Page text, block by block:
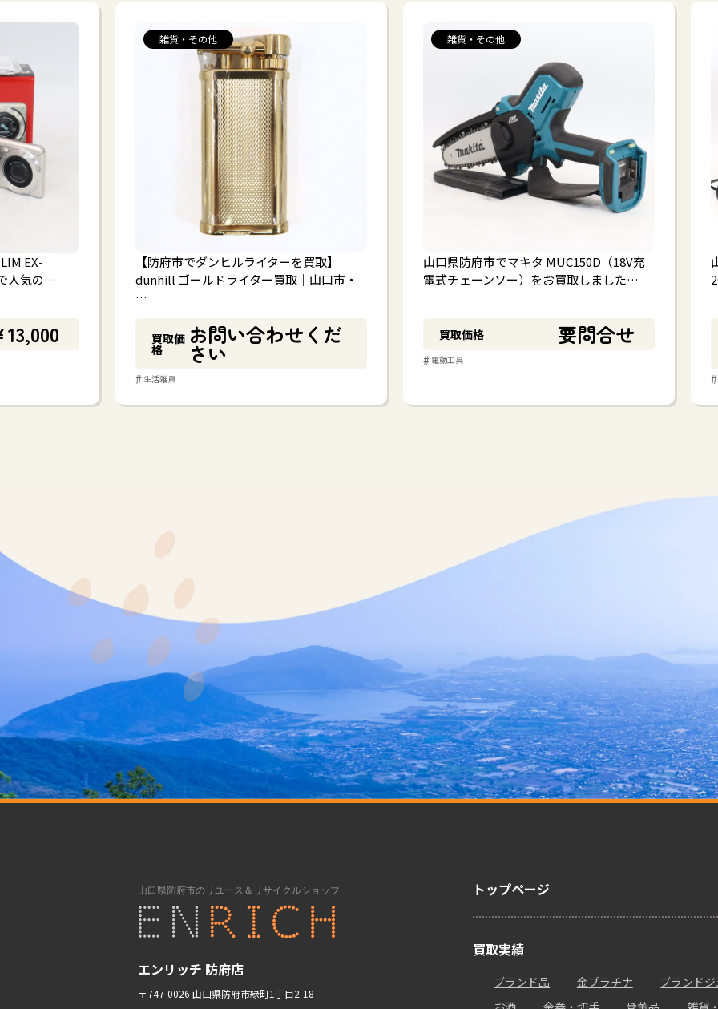
EX-
人気の…
13,000
雑貨・その他
【防府市でダンヒルライターを買取】
dunhill ゴールドライター買取｜山口市・
…
買取価
格
お問い合わせくだ
さい
# 生活雑貨
雑貨・その他
山口県防府市でマキタ MUC150D（18V充
電式チェーンソー）をお買取しました…
買取価格 要問合せ
# 電動工具
#
エンリッチ 防府店
〒747-0026 山口県防府市緑町1丁目2-18
トップページ
買取実績
ブランド品 金プラチナ ブランド